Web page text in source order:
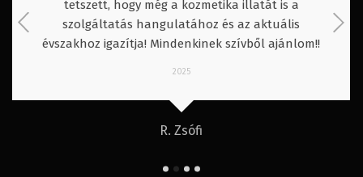
R. Zsófi
tetszett, hogy még a kozmetika illatát is a
szolgáltatás hangulatához és az aktuális
évszakhoz igazítja! Mindenkinek szívből ajánlom!!
2025